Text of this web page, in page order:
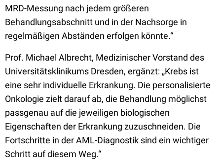
MRD-Messung nach jedem größeren
Behandlungsabschnitt und in der Nachsorge in
regelmäßigen Abständen erfolgen könnte.“
Prof. Michael Albrecht, Medizinischer Vorstand des
Universitätsklinikums Dresden, ergänzt: „Krebs ist
eine sehr individuelle Erkrankung. Die personalisierte
Onkologie zielt darauf ab, die Behandlung möglichst
passgenau auf die jeweiligen biologischen
Eigenschaften der Erkrankung zuzuschneiden. Die
Fortschritte in der AML-Diagnostik sind ein wichtiger
Schritt auf diesem Weg.“